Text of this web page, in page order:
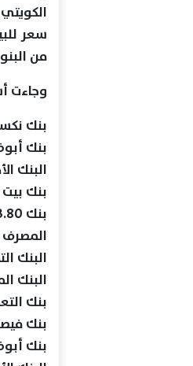
من
وجاءت
بنك نكست: 13.81 جنيه للشراء
بنك أبوظبي
البنك الأهلي
بنك بيت التمويل
بنك HSBC: 13.80 جنيه للشراء و13.83 جنيه للبيع.
المصرف العربي
البنك التجاري
البنك المصري
بنك التعمير
بنك فيصل الإسلامي:
بنك أبوظبي الأول